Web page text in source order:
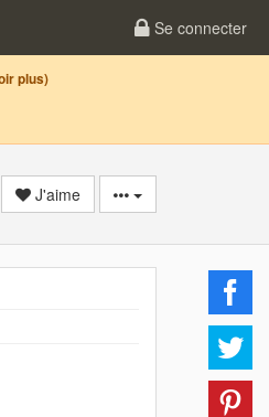
Se connecter
plus)
J'aime